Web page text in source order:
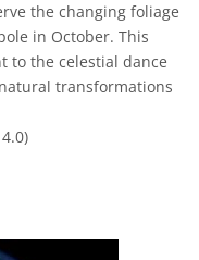
the changing foliage
in October. This
to the celestial dance
transformations